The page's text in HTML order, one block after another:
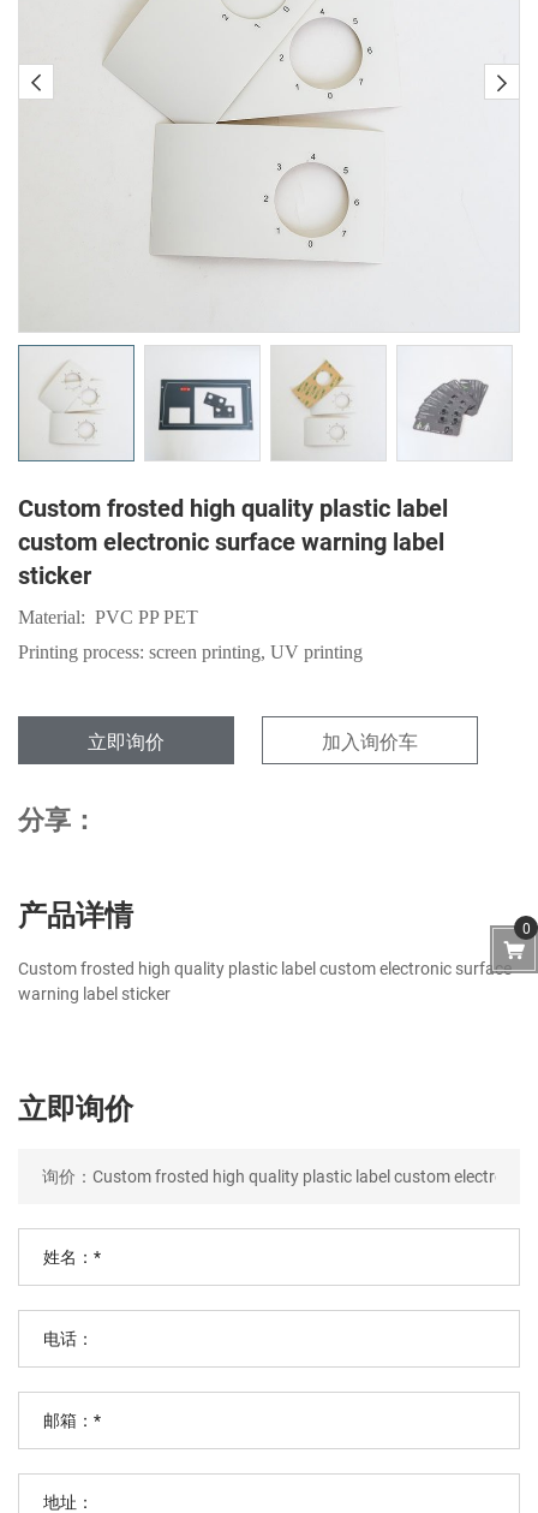
Custom frosted high quality plastic label
custom electronic surface warning label
sticker
Material: PVC PP PET
Printing process: screen printing, UV printing
立即询价 加入询价车
分享：
产品详情
Custom frosted high quality plastic label custom electronic surface
warning label sticker
立即询价
0